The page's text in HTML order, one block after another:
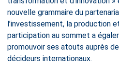
nouvelle grammaire du
l’investissement, la production
participation au sommet a
promouvoir ses atouts auprès
décideurs internationaux.